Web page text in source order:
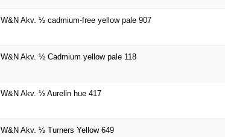
W&N Akv. ½ cadmium-free yellow pale 907
W&N Akv. ½ Cadmium yellow pale 118
W&N Akv. ½ Aurelin hue 417
W&N Akv. ½ Turners Yellow 649